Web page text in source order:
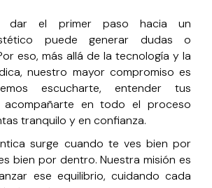
dar el primer paso hacia un
puede generar dudas o
eso, más allá de la tecnología y la
nuestro mayor compromiso es
escucharte, entender tus
acompañarte en todo el proceso
tranquilo y en confianza.
surge cuando te ves bien por
bien por dentro. Nuestra misión es
ese equilibrio, cuidando cada